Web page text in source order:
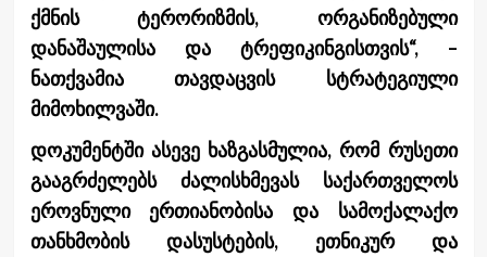
ქმნის ტერორიზმის, ორგანიზებული
დანაშაულისა და ტრეფიკინგისთვის“, –
ნათქვამია თავდაცვის სტრატეგიული
მიმოხილვაში.
დოკუმენტში ასევე ხაზგასმულია, რომ რუსეთი
გააგრძელებს ძალისხმევას საქართველოს
ეროვნული ერთიანობისა და სამოქალაქო
თანხმობის დასუსტების, ეთნიკურ და